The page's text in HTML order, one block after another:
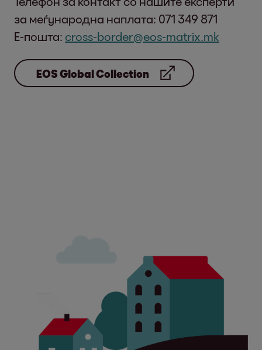
за меѓународна наплата: 071 349 871
Е-пошта: cross-border@eos-matrix.mk
EOS Global Collection